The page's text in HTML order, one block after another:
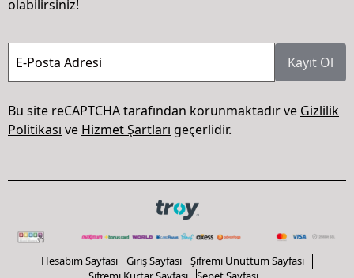
olabilirsiniz!
E-Posta Adresi Kayıt Ol
Bu site reCAPTCHA tarafından korunmaktadır ve Gizlilik
Politikası ve Hizmet Şartları geçerlidir.
Hesabım Sayfası Giriş Sayfası
Şifremi Unuttum Sayfası